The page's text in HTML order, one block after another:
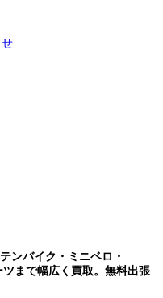
ンバイク・ミニベロ・
まで幅広く買取。無料出張